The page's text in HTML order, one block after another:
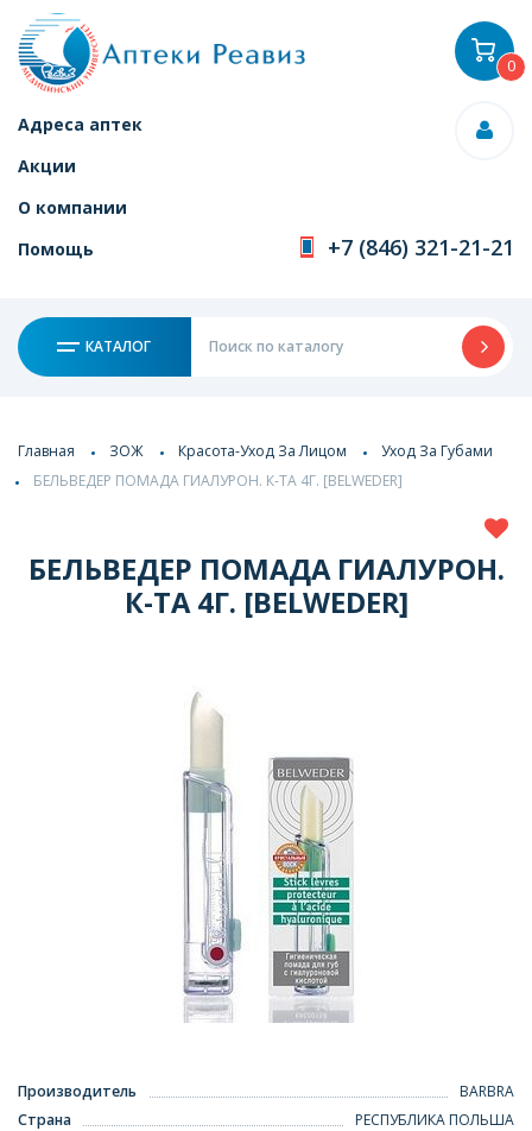
Адреса аптек
Акции
О компании
Помощь
+7 (846) 321-21-21
КАТАЛОГ
0
Главная ЗОЖ Красота-Уход За Лицом
Уход За Губами
БЕЛЬВЕДЕР ПОМАДА ГИАЛУРОН. К-ТА 4Г. [BELWEDER]
БЕЛЬВЕДЕР ПОМАДА ГИАЛУРОН.
К-ТА 4Г. [BELWEDER]
Производитель
BARBRA
Страна
РЕСПУБЛИКА ПОЛЬША